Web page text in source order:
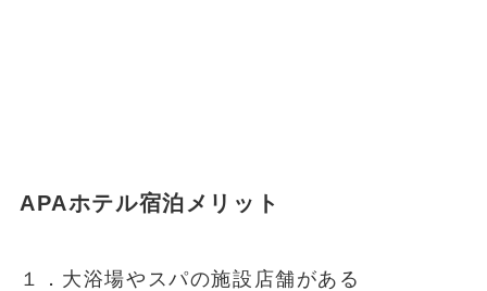
APAホテル宿泊メリット
１．大浴場やスパの施設店舗がある